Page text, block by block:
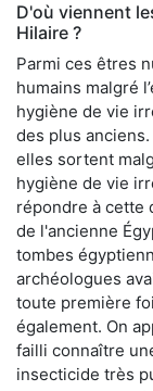
D'où viennent
Hilaire ?
Parmi ces êtres
humains malgré
hygiène de vie
des plus anciens.
elles sortent
hygiène de vie
répondre à cette
de l'ancienne
tombes
archéologues
toute première
également. On
failli connaître
insecticide très